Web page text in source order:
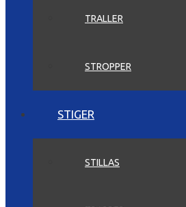
TRALLER
STROPPER
STIGER
STILLAS